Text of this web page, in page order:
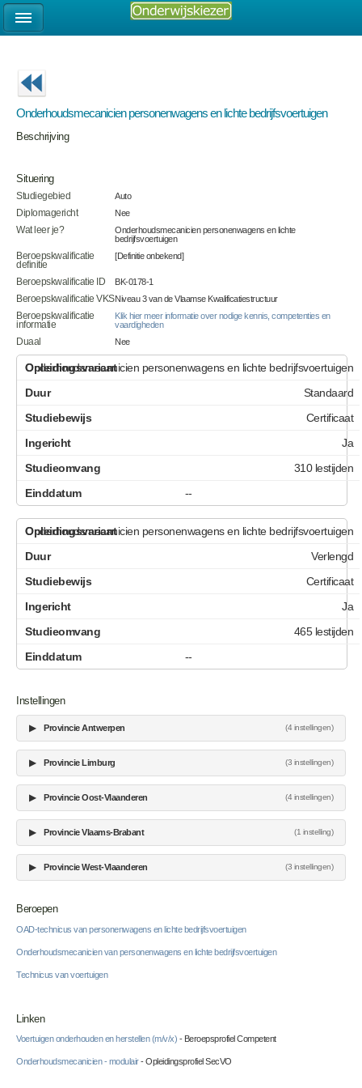
Onderhoudsmecanicien personenwagens en lichte bedrijfsvoertuigen
Beschrijving
Situering
Studiegebied
Auto
Diplomagericht
Nee
Wat leer je?
Onderhoudsmecanicien personenwagens en lichte
bedrijfsvoertuigen
Beroepskwalificatie
definitie
[Definitie onbekend]
Beroepskwalificatie ID
BK-0178-1
Beroepskwalificatie VKSNiveau 3 van de Vlaamse Kwalificatiestructuur
Beroepskwalificatie
informatie
Klik hier meer informatie over nodige kennis, competenties en
vaardigheden
Duaal
Nee
Onderhoudsmecanicien personenwagens en lichte bedrijfsvoertuigen
Standaard
Certificaat
Ja
310 lestijden
--
Onderhoudsmecanicien personenwagens en lichte bedrijfsvoertuigen
Verlengd
Certificaat
Ja
465 lestijden
--
Instellingen
▶ Provincie Antwerpen (4 instellingen)
▶ Provincie Limburg (3 instellingen)
▶ Provincie Oost-Vlaanderen (4 instellingen)
▶ Provincie Vlaams-Brabant (1 instelling)
▶ Provincie West-Vlaanderen (3 instellingen)
Beroepen
OAD-technicus van personenwagens en lichte bedrijfsvoertuigen
Onderhoudsmecanicien van personenwagens en lichte bedrijfsvoertuigen
Technicus van voertuigen
Linken
Voertuigen onderhouden en herstellen (m/v/x) - Beroepsprofiel Competent
Onderhoudsmecanicien - modulair- Opleidingsprofiel SecVO